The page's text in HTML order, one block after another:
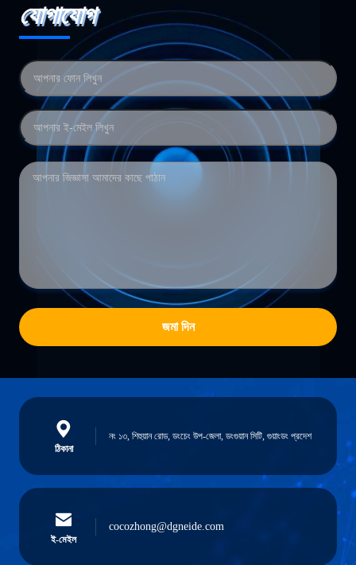
যোগাযোগ
জমা দিন
ঠিকানা
নং ১৩, শিহুয়ান রোড, ডংচেং উপ-জেলা, ডংগুয়ান সিটি, গুয়াংডং প্রদেশ
ই-মেইল
cocozhong@dgneide.com